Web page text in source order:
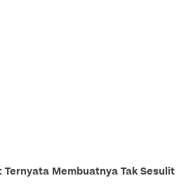
Ternyata Membuatnya Tak Sesulit